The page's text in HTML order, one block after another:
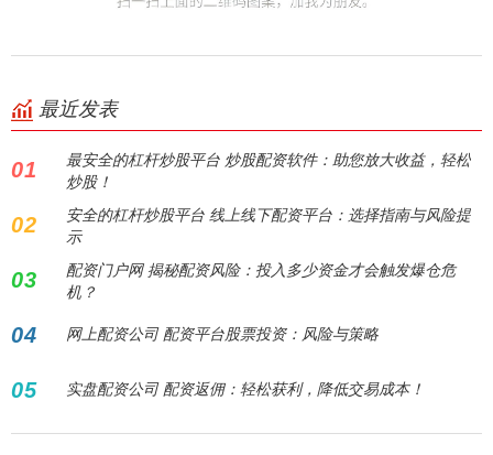
最近发表
01
最安全的杠杆炒股平台 炒股配资软件：助您放大收益，轻松
炒股！
02
安全的杠杆炒股平台 线上线下配资平台：选择指南与风险提
示
03
配资门户网 揭秘配资风险：投入多少资金才会触发爆仓危
机？
04 网上配资公司 配资平台股票投资：风险与策略
05 实盘配资公司 配资返佣：轻松获利，降低交易成本！